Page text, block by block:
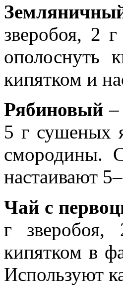
зверобоя, 2
ополоснуть
кипятком и
Рябиновый –
5 г сушеных
смородины.
настаивают
Чай с
г
кипятком в
Используют